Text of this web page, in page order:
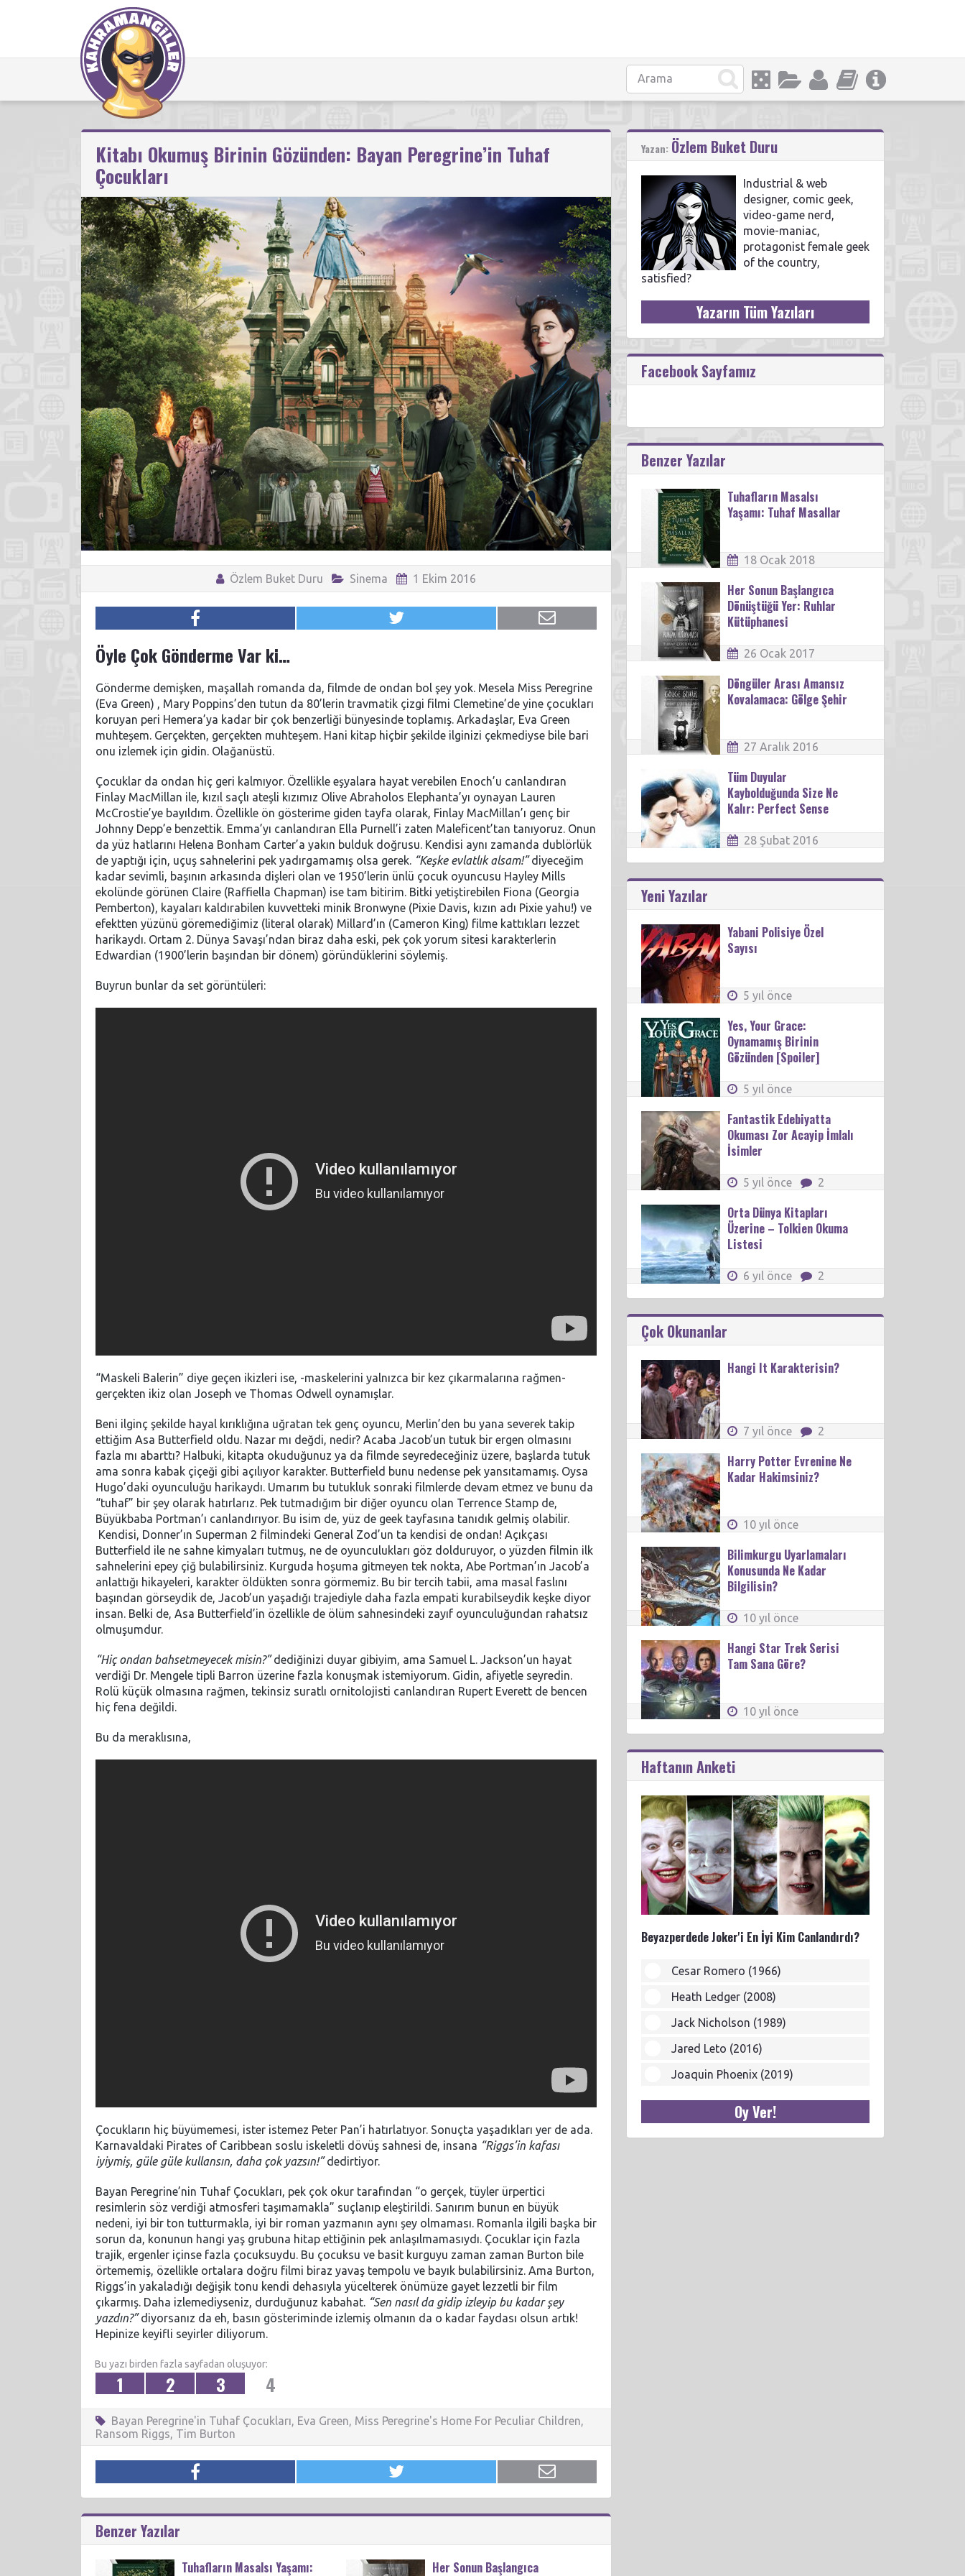
Kitabı Okumuş Birinin Gözünden: Bayan Peregrine’in Tuhaf
Çocukları
Özlem Buket Duru Sinema 1 Ekim 2016
Öyle Çok Gönderme Var ki…
Gönderme demişken, maşallah romanda da, filmde de ondan bol şey yok. Mesela Miss Peregrine
(Eva Green) , Mary Poppins’den tutun da 80’lerin travmatik çizgi filmi Clemetine’de yine çocukları
koruyan peri Hemera’ya kadar bir çok benzerliği bünyesinde toplamış. Arkadaşlar, Eva Green
muhteşem. Gerçekten, gerçekten muhteşem. Hani kitap hiçbir şekilde ilginizi çekmediyse bile bari
onu izlemek için gidin. Olağanüstü.
Çocuklar da ondan hiç geri kalmıyor. Özellikle eşyalara hayat verebilen Enoch’u canlandıran
Finlay MacMillan ile, kızıl saçlı ateşli kızımız Olive Abraholos Elephanta’yı oynayan Lauren
McCrostie’ye bayıldım. Özellikle ön gösterime giden tayfa olarak, Finlay MacMillan’ı genç bir
Johnny Depp’e benzettik. Emma’yı canlandıran Ella Purnell’i zaten Maleficent’tan tanıyoruz. Onun
da yüz hatlarını Helena Bonham Carter’a yakın bulduk doğrusu. Kendisi aynı zamanda dublörlük
de yaptığı için, uçuş sahnelerini pek yadırgamamış olsa gerek. “Keşke evlatlık alsam!”diyeceğim
kadar sevimli, başının arkasında dişleri olan ve 1950’lerin ünlü çocuk oyuncusu Hayley Mills
ekolünde görünen Claire (Raffiella Chapman) ise tam bitirim. Bitki yetiştirebilen Fiona (Georgia
Pemberton), kayaları kaldırabilen kuvvetteki minik Bronwyne (Pixie Davis, kızın adı Pixie yahu!) ve
efektten yüzünü göremediğimiz (literal olarak) Millard’ın (Cameron King) filme kattıkları lezzet
harikaydı. Ortam 2. Dünya Savaşı’ndan biraz daha eski, pek çok yorum sitesi karakterlerin
Edwardian (1900’lerin başından bir dönem) göründüklerini söylemiş.
Buyrun bunlar da set görüntüleri:
“Maskeli Balerin” diye geçen ikizleri ise, -maskelerini yalnızca bir kez çıkarmalarına rağmen-
gerçekten ikiz olan Joseph ve Thomas Odwell oynamışlar.
Beni ilginç şekilde hayal kırıklığına uğratan tek genç oyuncu, Merlin’den bu yana severek takip
ettiğim Asa Butterfield oldu. Nazar mı değdi, nedir? Acaba Jacob’un tutuk bir ergen olmasını
fazla mı abarttı? Halbuki, kitapta okuduğunuz ya da filmde seyredeceğiniz üzere, başlarda tutuk
ama sonra kabak çiçeği gibi açılıyor karakter. Butterfield bunu nedense pek yansıtamamış. Oysa
Hugo’daki oyunculuğu harikaydı. Umarım bu tutukluk sonraki filmlerde devam etmez ve bunu da
“tuhaf” bir şey olarak hatırlarız. Pek tutmadığım bir diğer oyuncu olan Terrence Stamp de,
Büyükbaba Portman’ı canlandırıyor. Bu isim de, yüz de geek tayfasına tanıdık gelmiş olabilir.
Kendisi, Donner’ın Superman 2 filmindeki General Zod’un ta kendisi de ondan! Açıkçası
Butterfield ile ne sahne kimyaları tutmuş, ne de oyunculukları göz dolduruyor, o yüzden filmin ilk
sahnelerini epey çiğ bulabilirsiniz. Kurguda hoşuma gitmeyen tek nokta, Abe Portman’ın Jacob’a
anlattığı hikayeleri, karakter öldükten sonra görmemiz. Bu bir tercih tabii, ama masal faslını
başından görseydik de, Jacob’un yaşadığı trajediyle daha fazla empati kurabilseydik keşke diyor
insan. Belki de, Asa Butterfield’in özellikle de ölüm sahnesindeki zayıf oyunculuğundan rahatsız
olmuşumdur.
“Hiç ondan bahsetmeyecek misin?”dediğinizi duyar gibiyim, ama Samuel L. Jackson’un hayat
verdiği Dr. Mengele tipli Barron üzerine fazla konuşmak istemiyorum. Gidin, afiyetle seyredin.
Rolü küçük olmasına rağmen, tekinsiz suratlı ornitolojisti canlandıran Rupert Everett de bencen
hiç fena değildi.
Bu da meraklısına,
Çocukların hiç büyümemesi, ister istemez Peter Pan’i hatırlatıyor. Sonuçta yaşadıkları yer de ada.
Karnavaldaki Pirates of Caribbean soslu iskeletli dövüş sahnesi de, insana “Riggs’in kafası
iyiymiş, güle güle kullansın, daha çok yazsın!”dedirtiyor.
Bayan Peregrine’nin Tuhaf Çocukları, pek çok okur tarafından “o gerçek, tüyler ürpertici
resimlerin söz verdiği atmosferi taşımamakla” suçlanıp eleştirildi. Sanırım bunun en büyük
nedeni, iyi bir ton tutturmakla, iyi bir roman yazmanın aynı şey olmaması. Romanla ilgili başka bir
sorun da, konunun hangi yaş grubuna hitap ettiğinin pek anlaşılmamasıydı. Çocuklar için fazla
trajik, ergenler içinse fazla çocuksuydu. Bu çocuksu ve basit kurguyu zaman zaman Burton bile
örtememiş, özellikle ortalara doğru filmi biraz yavaş tempolu ve bayık bulabilirsiniz. Ama Burton,
Riggs’in yakaladığı değişik tonu kendi dehasıyla yücelterek önümüze gayet lezzetli bir film
çıkarmış. Daha izlemediyseniz, durduğunuz kabahat. “Sen nasıl da gidip izleyip bu kadar şey
yazdın?”diyorsanız da eh, basın gösteriminde izlemiş olmanın da o kadar faydası olsun artık!
Hepinize keyifli seyirler diliyorum.
Bu yazı birden fazla sayfadan oluşuyor:
1 2 3 4
Bayan Peregrine'in Tuhaf Çocukları, Eva Green, Miss Peregrine's Home For Peculiar Children,
Ransom Riggs, Tim Burton
Benzer Yazılar
Tuhafların Masalsı Yaşamı:
Her Sonun Başlangıca
Yazan: Özlem Buket Duru
Industrial & web
designer, comic geek,
video-game nerd,
movie-maniac,
protagonist female geek
of the country,
satisfied?
Yazarın Tüm Yazıları
Facebook Sayfamız
Benzer Yazılar
Tuhafların Masalsı
Yaşamı: Tuhaf Masallar
18 Ocak 2018
Her Sonun Başlangıca
Dönüştüğü Yer: Ruhlar
Kütüphanesi
26 Ocak 2017
Döngüler Arası Amansız
Kovalamaca: Gölge Şehir
27 Aralık 2016
Tüm Duyular
Kaybolduğunda Size Ne
Kalır: Perfect Sense
28 Şubat 2016
Yeni Yazılar
Yabani Polisiye Özel
Sayısı
5 yıl önce
Yes, Your Grace:
Oynamamış Birinin
Gözünden [Spoiler]
5 yıl önce
Fantastik Edebiyatta
Okuması Zor Acayip İmlalı
İsimler
5 yıl önce 2
Orta Dünya Kitapları
Üzerine – Tolkien Okuma
Listesi
6 yıl önce 2
Çok Okunanlar
Hangi It Karakterisin?
7 yıl önce 2
Harry Potter Evrenine Ne
Kadar Hakimsiniz?
10 yıl önce
Bilimkurgu Uyarlamaları
Konusunda Ne Kadar
Bilgilisin?
10 yıl önce
Hangi Star Trek Serisi
Tam Sana Göre?
10 yıl önce
Haftanın Anketi
Beyazperdede Joker'i En İyi Kim Canlandırdı?
Cesar Romero (1966)
Heath Ledger (2008)
Jack Nicholson (1989)
Jared Leto (2016)
Joaquin Phoenix (2019)
Oy Ver!